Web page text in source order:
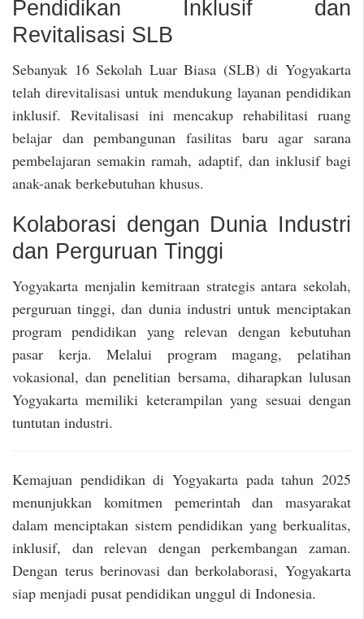
Pendidikan Inklusif dan
Revitalisasi SLB
Sebanyak 16 Sekolah Luar Biasa (SLB) di Yogyakarta
telah direvitalisasi untuk mendukung layanan pendidikan
inklusif. Revitalisasi ini mencakup rehabilitasi ruang
belajar dan pembangunan fasilitas baru agar sarana
pembelajaran semakin ramah, adaptif, dan inklusif bagi
anak-anak berkebutuhan khusus.
Kolaborasi dengan Dunia Industri
dan Perguruan Tinggi
Yogyakarta menjalin kemitraan strategis antara sekolah,
perguruan tinggi, dan dunia industri untuk menciptakan
program pendidikan yang relevan dengan kebutuhan
pasar kerja. Melalui program magang, pelatihan
vokasional, dan penelitian bersama, diharapkan lulusan
Yogyakarta memiliki keterampilan yang sesuai dengan
tuntutan industri.
Kemajuan pendidikan di Yogyakarta pada tahun 2025
menunjukkan komitmen pemerintah dan masyarakat
dalam menciptakan sistem pendidikan yang berkualitas,
inklusif, dan relevan dengan perkembangan zaman.
Dengan terus berinovasi dan berkolaborasi, Yogyakarta
siap menjadi pusat pendidikan unggul di Indonesia.